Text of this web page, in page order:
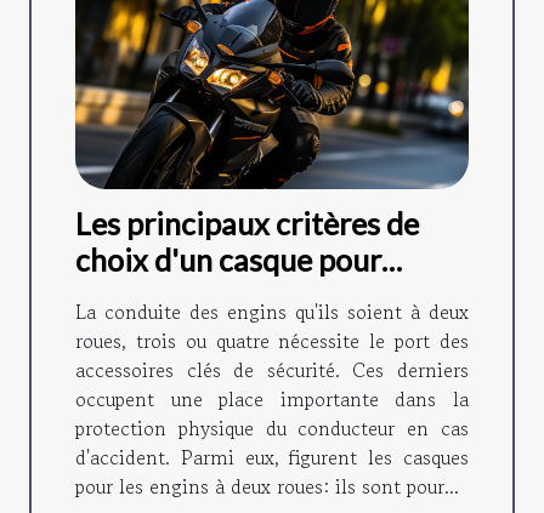
Les principaux critères de
choix d'un casque pour
scooter.
La conduite des engins qu'ils soient à deux
roues, trois ou quatre nécessite le port des
accessoires clés de sécurité. Ces derniers
occupent une place importante dans la
protection physique du conducteur en cas
d'accident. Parmi eux, figurent les casques
pour les engins à deux roues: ils sont pour...